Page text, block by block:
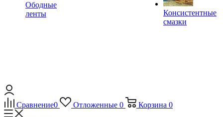
Ободные
ленты
Консистентные
смазки
Сравнение0 Отложенные 0 Корзина 0